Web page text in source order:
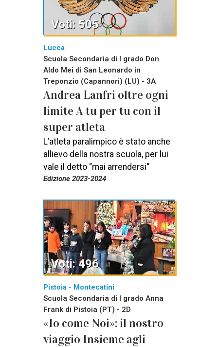
Lucca
Scuola Secondaria di I grado Don
Aldo Mei di San Leonardo in
Treponzio (Capannori) (LU) - 3A
Andrea Lanfri oltre ogni
limite A tu per tu con il
super atleta
L’atleta paralimpico è stato anche
allievo della nostra scuola, per lui
vale il detto “mai arrendersi“
Edizione 2023-2024
Voti: 505
Pistoia - Montecatini
Scuola Secondaria di I grado Anna
Frank di Pistoia (PT) - 2D
«Io come Noi»: il nostro
viaggio Insieme agli
Voti: 496